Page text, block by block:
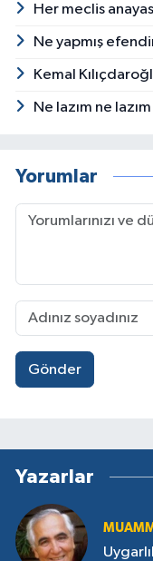
Her meclis
Ne yapmış
Kemal
Ne lazım ne
Yorumlar
Gönder
Yazarlar